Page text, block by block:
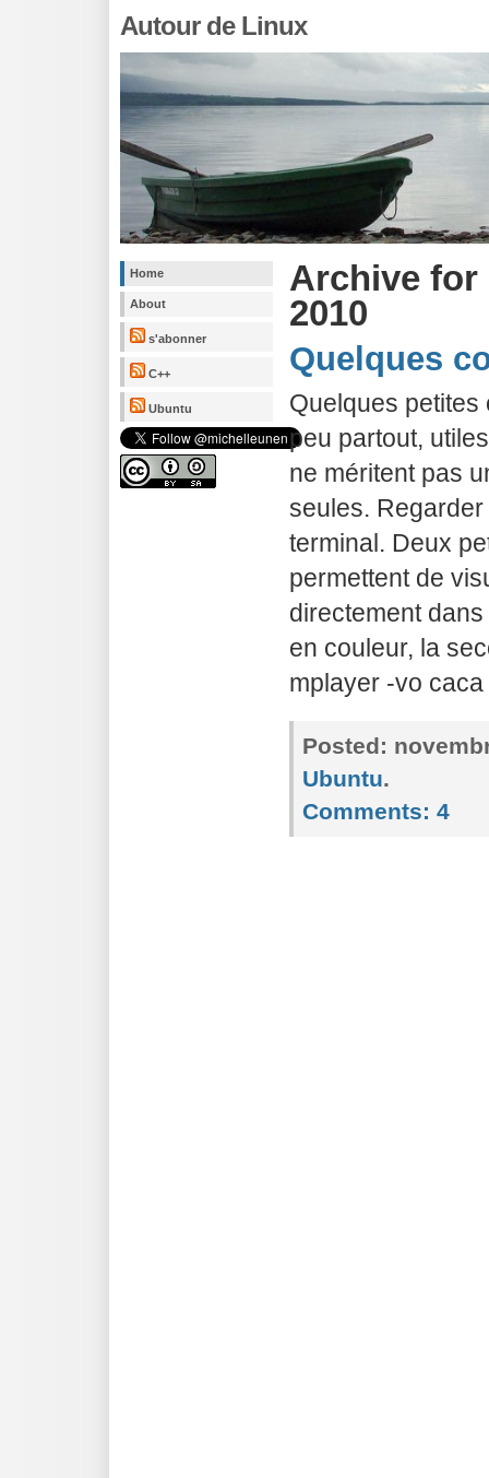
Autour de Linux
Home
About
s'abonner
C++
Ubuntu
Archive for
2010
Quelques
Quelques
peu partout,
ne méritent pas
seules.
terminal. Deux
permettent de
directement
en couleur, la
mplayer -vo
Posted:
Ubuntu.
Comments: 4